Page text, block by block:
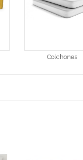
Colchones